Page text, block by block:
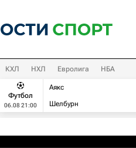
КХЛ НХЛ Евролига НБА
Футбол
06.08 21:00
Аякс
Шелбурн